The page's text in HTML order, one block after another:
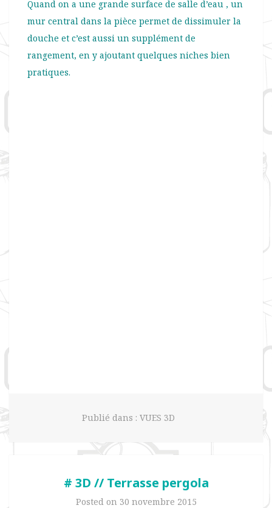
Quand on a une grande surface de salle d’eau , un
mur central dans la pièce permet de dissimuler la
douche et c’est aussi un supplément de
rangement, en y ajoutant quelques niches bien
pratiques.
Publié dans : VUES 3D
# 3D // Terrasse pergola
Posted on 30 novembre 2015